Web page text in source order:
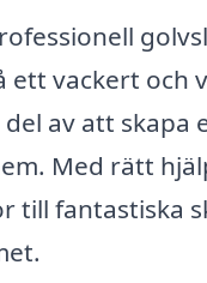
ett vackert och
av att skapa
Med rätt
till fantastiska